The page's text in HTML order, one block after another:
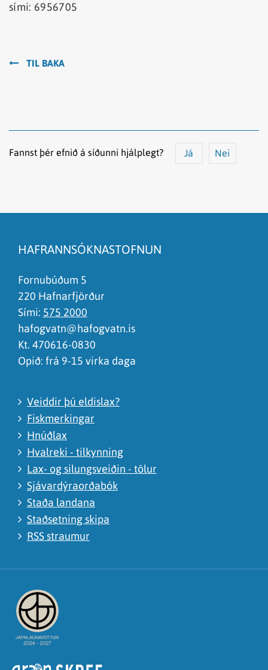
sími: 6956705
TIL BAKA
Fannst þér efnið á síðunni hjálplegt? Já Nei
Það er of mikið efni á síðunni
Ég skil ekki efnið, finnst það of flókið
HAFRANNSÓKNASTOFNUN
Fornubúðum 5
220 Hafnarfjörður
Sími: 575 2000
hafogvatn@hafogvatn.is
Kt. 470616-0830
Opið: frá 9-15 virka daga
Veiddir þú eldislax?
Fiskmerkingar
Hnúðlax
Hvalreki - tilkynning
Lax- og silungsveiðin - tölur
Sjávardýraorðabók
Staða landana
Staðsetning skipa
RSS straumur